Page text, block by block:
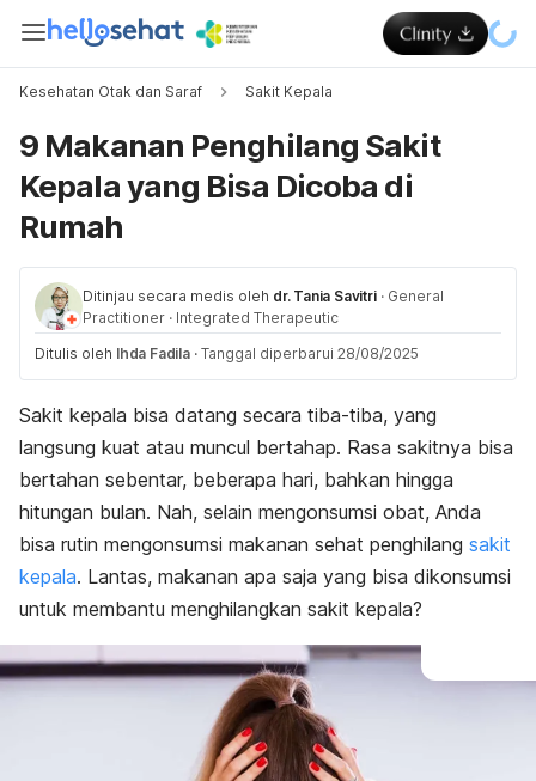
Kesehatan Otak dan Saraf Sakit Kepala
9 Makanan Penghilang Sakit
Kepala yang Bisa Dicoba di
Rumah
Ditinjau secara medis oleh dr. Tania Savitri · General
Practitioner · Integrated Therapeutic
Ditulis oleh Ihda Fadila · Tanggal diperbarui 28/08/2025
Sakit kepala bisa datang secara tiba-tiba, yang
langsung kuat atau muncul bertahap. Rasa sakitnya bisa
bertahan sebentar, beberapa hari, bahkan hingga
hitungan bulan. Nah, selain mengonsumsi obat, Anda
bisa rutin mengonsumsi makanan sehat penghilang sakit
kepala. Lantas, makanan apa saja yang bisa dikonsumsi
untuk membantu menghilangkan sakit kepala?